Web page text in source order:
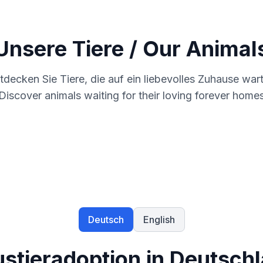
Tiere / Our
Sie Tiere, die auf ein liebevolles Zuhause
Discover animals waiting for their loving forever
Katzen
Cats
Deutsch English